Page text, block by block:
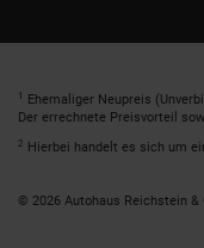
1 Ehemaliger Neupreis
Der errechnete Preisvorteil
2 Hierbei handelt es sich um
© 2026 Autohaus Reichstein &